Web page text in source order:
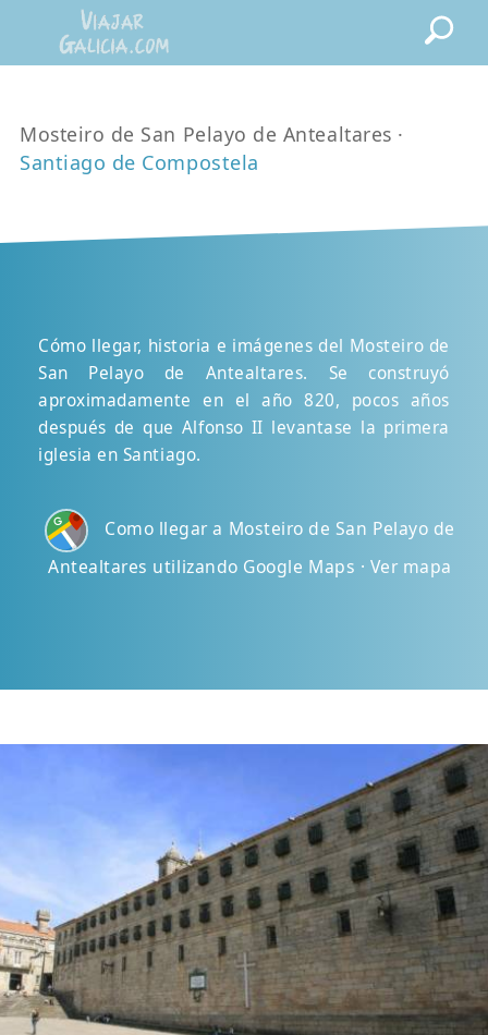
Mosteiro de San Pelayo de Antealtares ·
Santiago de Compostela
Cómo llegar, historia e imágenes del Mosteiro de
San Pelayo de Antealtares. Se construyó
aproximadamente en el año 820, pocos años
después de que Alfonso II levantase la primera
iglesia en Santiago.
Como llegar a Mosteiro de San Pelayo de
Antealtares utilizando Google Maps · Ver mapa